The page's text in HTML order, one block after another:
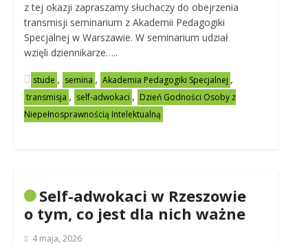
z tej okazji zapraszamy słuchaczy do obejrzenia
transmisji seminarium z Akademii Pedagogiki
Specjalnej w Warszawie. W seminarium udział
wzięli dziennikarze…..
stude , semina , Akademia Pedagogiki Specjalnej ,
transmisja , self-adwokaci , Dzień Godności Osoby z
Niepełnosprawnością Intelektualną
Self-adwokaci w Rzeszowie
o tym, co jest dla nich ważne
4 maja, 2026